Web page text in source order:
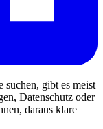
suchen, gibt es meist
Datenschutz oder
daraus klare